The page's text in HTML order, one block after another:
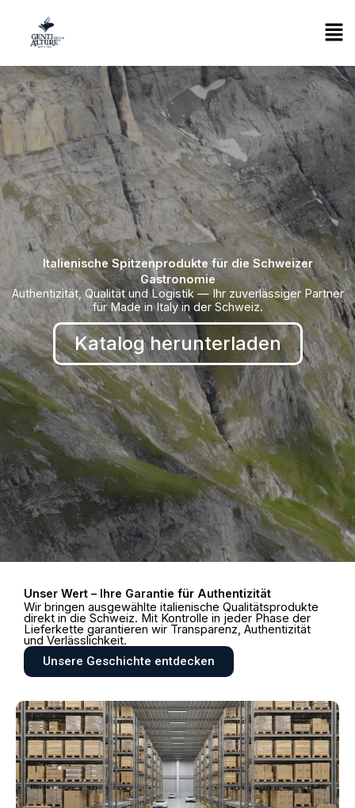
contenuto
Italienische Spitzenprodukte für die Schweizer
Gastronomie
Authentizität, Qualität und Logistik — Ihr zuverlässiger Partner
für Made in Italy in der Schweiz.
Katalog herunterladen
Unser Wert – Ihre Garantie für Authentizität
Wir bringen ausgewählte italienische Qualitätsprodukte
direkt in die Schweiz. Mit Kontrolle in jeder Phase der
Lieferkette garantieren wir Transparenz, Authentizität
und Verlässlichkeit.
Unsere Geschichte entdecken